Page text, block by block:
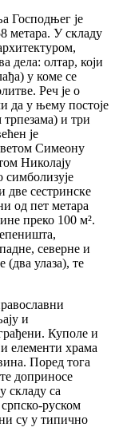
Господњег је
метара. У складу
дела: олтар, који
у коме се
Реч је о
да у њему постоје
и три
је
Симеону
Николају
две сестринске
од пет метара
преко 100 м².
северне и
(два улаза), те
и
Куполе и
елементи храма
Поред тога
доприносе
складу са
руском
су у типично